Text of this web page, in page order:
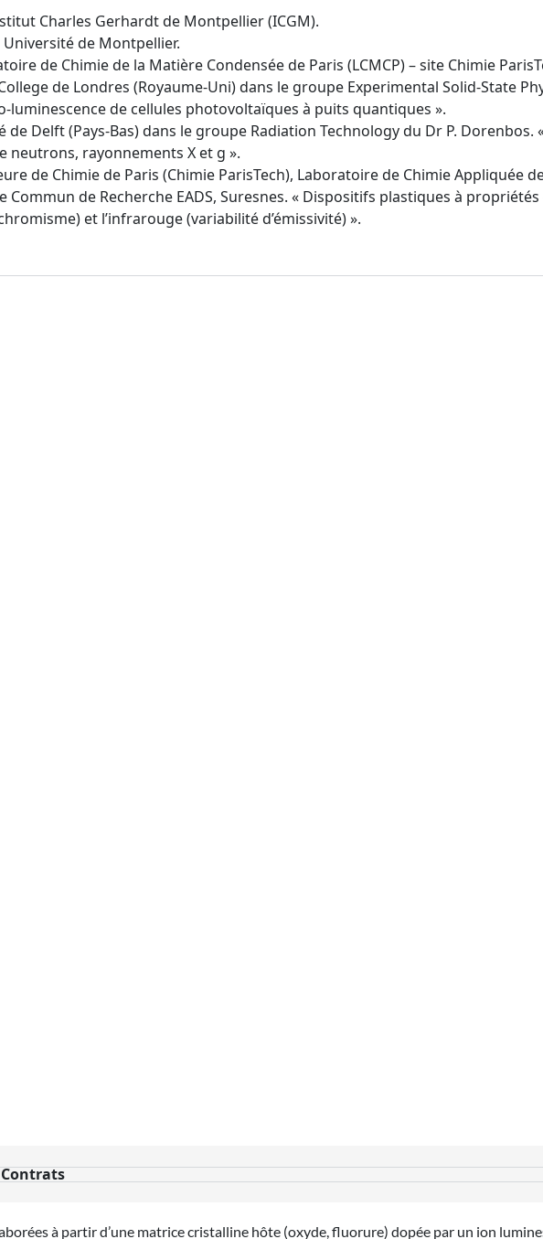
Charles Gerhardt de Montpellier (ICGM).
de Montpellier.
de Chimie de la Matière Condensée de Paris (LCMCP) – site Chimie
de Londres (Royaume-Uni) dans le groupe Experimental Solid-State
luminescence de cellules photovoltaïques à puits quantiques ».
de Delft (Pays-Bas) dans le groupe Radiation Technology du Dr P. Dorenbos.
rayonnements X et g ».
de Chimie de Paris (Chimie ParisTech), Laboratoire de Chimie Appliquée
de Recherche EADS, Suresnes. « Dispositifs plastiques à
et l’infrarouge (variabilité d’émissivité) ».
à partir d’une matrice cristalline hôte (oxyde, fluorure) dopée par un ion